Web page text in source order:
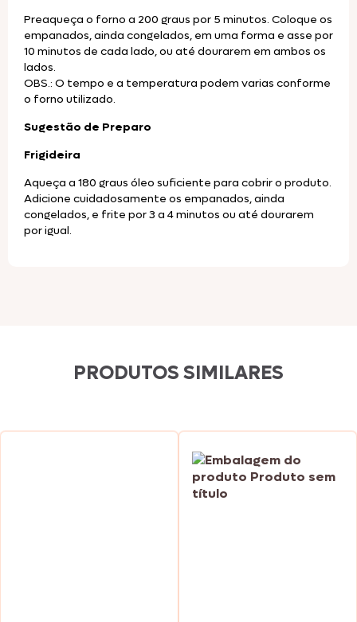
Preaqueça o forno a 200 graus por 5 minutos. Coloque os
empanados, ainda congelados, em uma forma e asse por
10 minutos de cada lado, ou até dourarem em ambos os
lados.
OBS.: O tempo e a temperatura podem varias conforme
o forno utilizado.
Sugestão de Preparo
Frigideira
Aqueça a 180 graus óleo suficiente para cobrir o produto.
Adicione cuidadosamente os empanados, ainda
congelados, e frite por 3 a 4 minutos ou até dourarem
por igual.
PRODUTOS SIMILARES